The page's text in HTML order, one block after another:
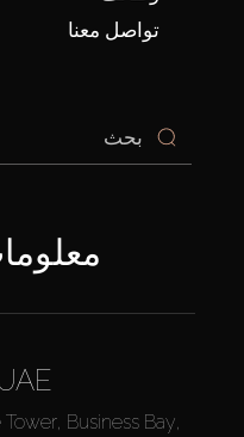
تواصل معنا
Business Bay,